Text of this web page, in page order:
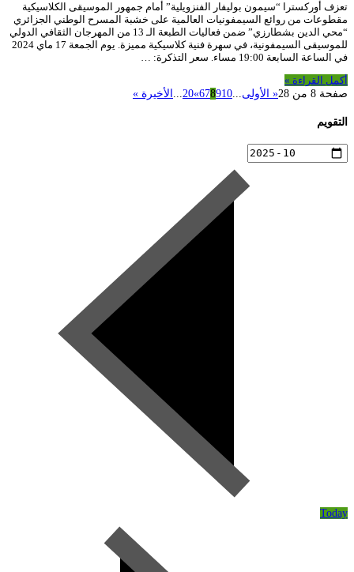
تعزف أوركسترا “سيمون بوليفار الفنزويلية” أمام جمهور الموسيقى الكلاسيكية
مقطوعات من روائع السيمفونيات العالمية على خشبة المسرح الوطني الجزائري
“محي الدين بشطارزي” ضمن فعاليات الطبعة الـ 13 من المهرجان الثقافي الدولي
للموسيقى السيمفونية، في سهرة فنية كلاسيكية مميزة. يوم الجمعة 17 ماي 2024
في الساعة السابعة 19:00 مساء. سعر التذكرة: …
أكمل القراءة »
صفحة 8 من 28
« الأولى...
678910
»
20
... الأخيرة »
التقويم
Today